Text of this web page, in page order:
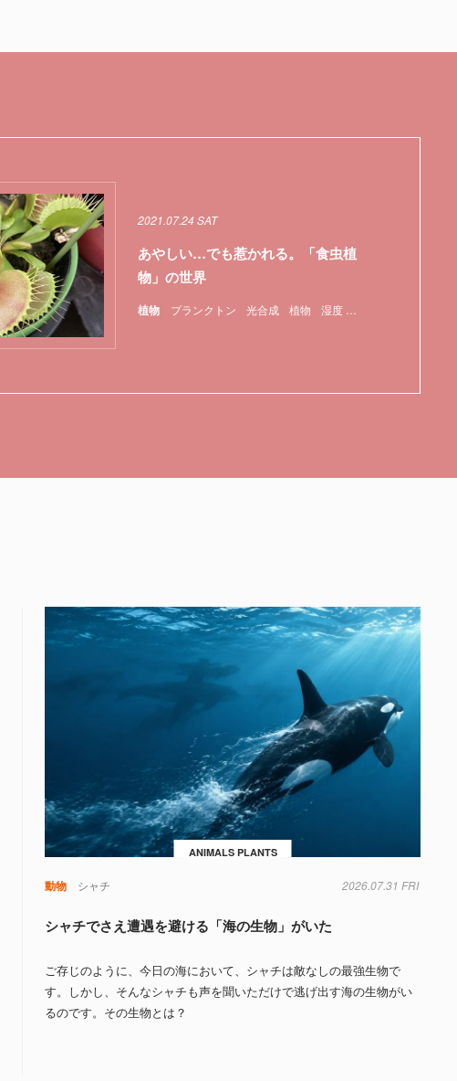
植物 プランクトン 光合成 植物 湿度
2021.07.24 SAT
あやしい…でも惹かれる。「食虫植
物」の世界
ANIMALS PLANTS
動物 シャチ 2026.07.31 FRI
シャチでさえ遭遇を避ける「海の生物」がいた
ご存じのように、今日の海において、シャチは敵なしの最強生物で
す。しかし、そんなシャチも声を聞いただけで逃げ出す海の生物がい
るのです。その生物とは？